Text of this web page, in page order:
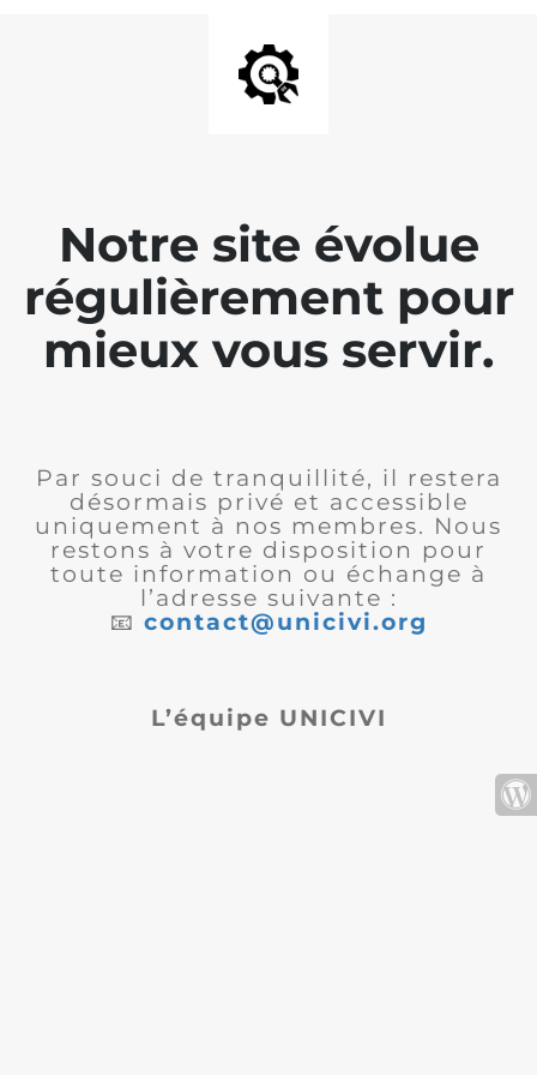
Notre site évolue
régulièrement pour
mieux vous servir.
Par souci de tranquillité, il restera
désormais privé et accessible
uniquement à nos membres. Nous
restons à votre disposition pour
toute information ou échange à
l’adresse suivante :
📧 contact@unicivi.org
L’équipe UNICIVI